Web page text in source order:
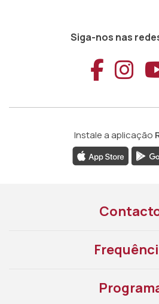
Siga-nos nas
Instale a aplicação